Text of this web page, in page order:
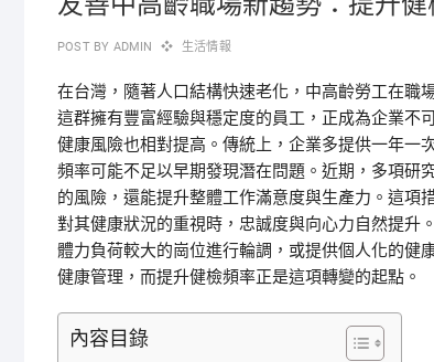
POST BY ADMIN 生活情報
在台灣，隨著人口結構快速老化，中高齡勞工在職
這群擁有豐富經驗與穩定度的員工，正成為企業不
健康風險也相對提高。傳統上，企業多提供一年一
頻率可能不足以早期發現潛在問題。近期，多項研
的風險，還能提升整體工作滿意度與生產力。這項
對其健康狀況的重視時，忠誠度與向心力自然提升
體力負荷較大的崗位進行輪調，或提供個人化的健
健康管理，而提升健檢頻率正是這項轉變的起點。
內容目錄